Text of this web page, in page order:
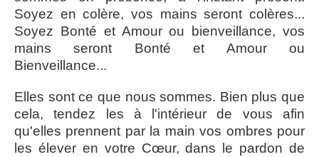
Soyez en colère, vos mains seront colères...
Soyez Bonté et Amour ou bienveillance, vos
mains seront Bonté et Amour ou
Bienveillance...
Elles sont ce que nous sommes. Bien plus que
cela, tendez les à l'intérieur de vous afin
qu'elles prennent par la main vos ombres pour
les élever en votre Cœur, dans le pardon de